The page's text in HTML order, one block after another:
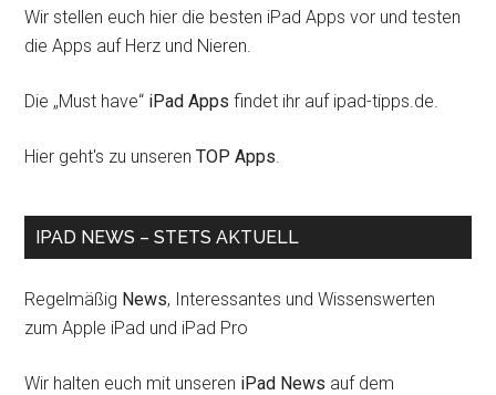
Wir stellen euch hier die besten iPad Apps vor und testen
die Apps auf Herz und Nieren.
Die „Must have“ iPad Apps findet ihr auf ipad-tipps.de.
Hier geht's zu unserenTOP Apps.
IPAD NEWS – STETS AKTUELL
Regelmäßig News, Interessantes und Wissenswerten
zum Apple iPad und iPad Pro
Wir halten euch mit unseren iPad News auf dem